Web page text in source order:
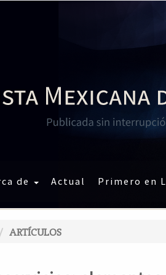
de Actual Primero en
ARTÍCULOS